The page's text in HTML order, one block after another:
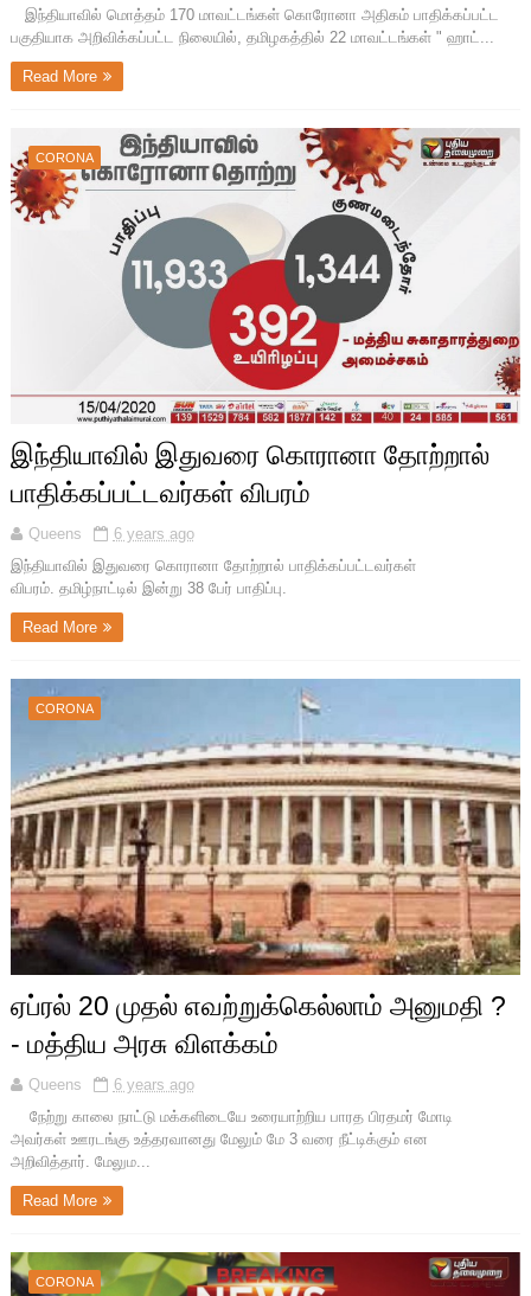
இந்தியாவில் மொத்தம் 170 மாவட்டங்கள் கொரோனா அதிகம் பாதிக்கப்பட்ட
பகுதியாக அறிவிக்கப்பட்ட நிலையில், தமிழகத்தில் 22 மாவட்டங்கள் " ஹாட்...
Read More
CORONA
இந்தியாவில் இதுவரை கொரானா தோற்றால்
பாதிக்கப்பட்டவர்கள் விபரம்
Queens
6 years ago
இந்தியாவில் இதுவரை கொரானா தோற்றால் பாதிக்கப்பட்டவர்கள்
விபரம். தமிழ்நாட்டில் இன்று 38 பேர் பாதிப்பு.
Read More
CORONA
ஏப்ரல் 20 முதல் எவற்றுக்கெல்லாம் அனுமதி ?
- மத்திய அரசு விளக்கம்
Queens
6 years ago
நேற்று காலை நாட்டு மக்களிடையே உரையாற்றிய பாரத பிரதமர் மோடி
அவர்கள் ஊரடங்கு உத்தரவானது மேலும் மே 3 வரை நீட்டிக்கும் என
அறிவித்தார். மேலும...
Read More
CORONA